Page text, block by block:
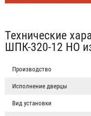
Табы
Технические
ШПК-320-12 НО
Производство
Исполнение дверцы
Вид установки